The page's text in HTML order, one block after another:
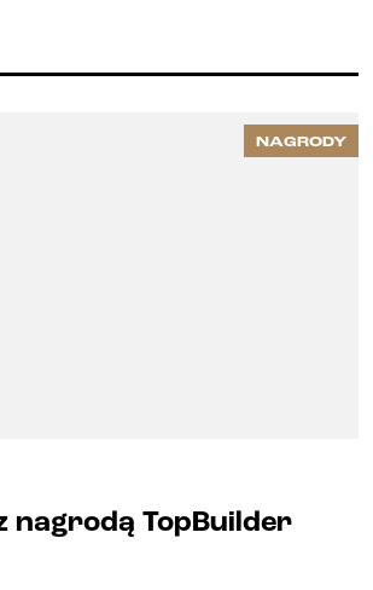
NAGRODY
nagrodą TopBuilder